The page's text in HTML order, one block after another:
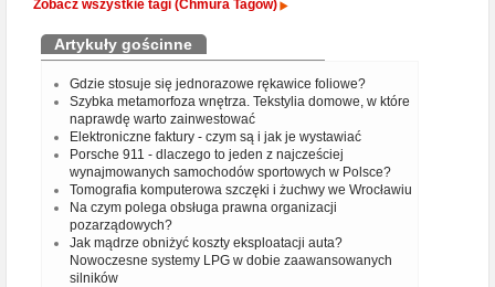
Zobacz wszystkie tagi (Chmura Tagów)
Artykuły gościnne
Gdzie stosuje się jednorazowe rękawice foliowe?
Szybka metamorfoza wnętrza. Tekstylia domowe, w które
naprawdę warto zainwestować
Elektroniczne faktury - czym są i jak je wystawiać
Porsche 911 - dlaczego to jeden z najcześciej
wynajmowanych samochodów sportowych w Polsce?
Tomografia komputerowa szczęki i żuchwy we Wrocławiu
Na czym polega obsługa prawna organizacji
pozarządowych?
Jak mądrze obniżyć koszty eksploatacji auta?
Nowoczesne systemy LPG w dobie zaawansowanych
silników